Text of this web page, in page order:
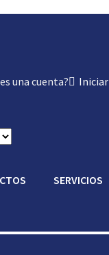
una cuenta? Iniciar
SERVICIOS